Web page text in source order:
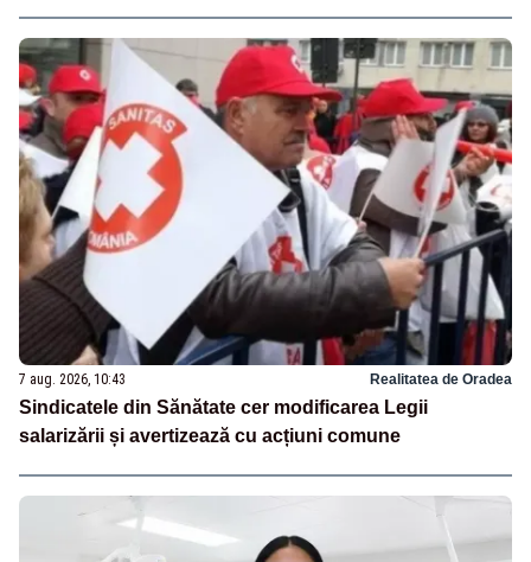
7 aug. 2026, 10:43 Realitatea de Oradea
Sindicatele din Sănătate cer modificarea Legii
salarizării și avertizează cu acțiuni comune